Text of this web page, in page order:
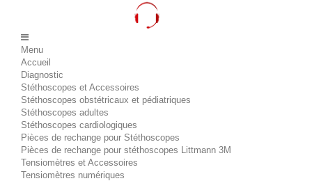
Menu
Accueil
Diagnostic
Stéthoscopes et Accessoires
Stéthoscopes obstétricaux et pédiatriques
Stéthoscopes adultes
Stéthoscopes cardiologiques
Pièces de rechange pour Stéthoscopes
Pièces de rechange pour stéthoscopes Littmann 3M
Tensiomètres et Accessoires
Tensiomètres numériques